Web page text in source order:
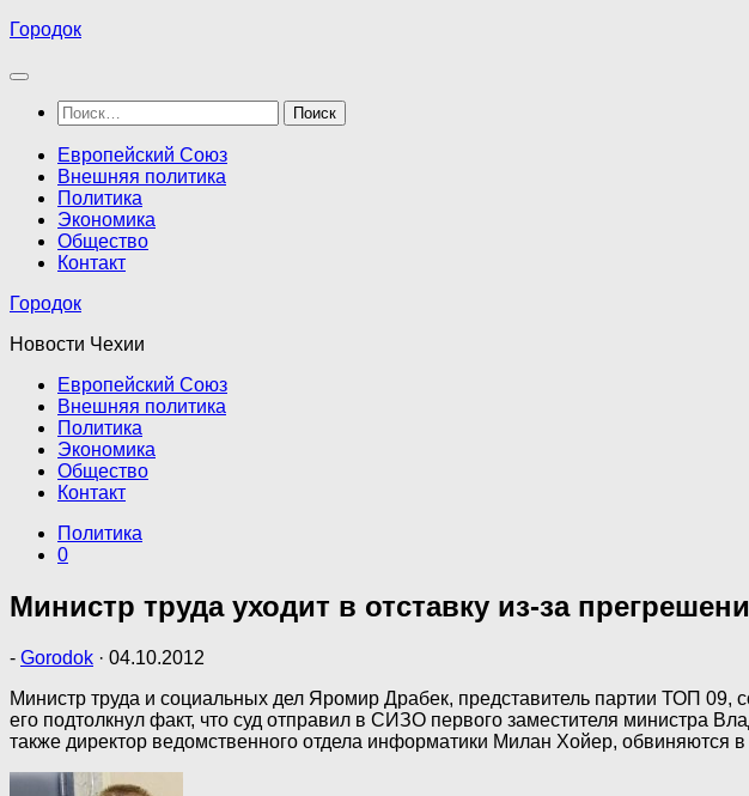
Перейти
содержимому
Городок
Найти:
Европейский Союз
Внешняя политика
Политика
Экономика
Общество
Контакт
Городок
Новости Чехии
Европейский Союз
Внешняя политика
Политика
Экономика
Общество
Контакт
Политика
0
Министр труда уходит в отставку из-за
- Gorodok · 04.10.2012
Министр труда и социальных дел Яромир Драбек, представитель партии ТОП
его подтолкнул факт, что суд отправил в СИЗО первого заместителя министра
также директор ведомственного отдела информатики Милан Хойер, обвиняются